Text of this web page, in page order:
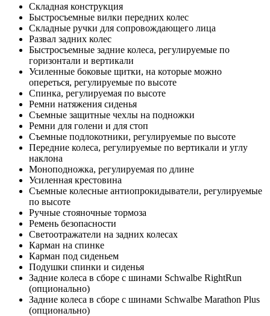
Складная конструкция
Быстросъемные вилки передних колес
Складные ручки для сопровождающего лица
Развал задних колес
Быстросъемные задние колеса, регулируемые по
горизонтали и вертикали
Усиленные боковые щитки, на которые можно
опереться, регулируемые по высоте
Спинка, регулируемая по высоте
Ремни натяжения сиденья
Съемные защитные чехлы на подножки
Ремни для голени и для стоп
Съемные подлокотники, регулируемые по высоте
Передние колеса, регулируемые по вертикали и углу
наклона
Моноподножка, регулируемая по длине
Усиленная крестовина
Съемные колесные антиопрокидыватели, регулируемые
по высоте
Ручные стояночные тормоза
Ремень безопасности
Светоотражатели на задних колесах
Карман на спинке
Карман под сиденьем
Подушки спинки и сиденья
Задние колеса в сборе с шинами Schwalbe RightRun
(опционально)
Задние колеса в сборе с шинами Schwalbe Marathon Plus
(опционально)